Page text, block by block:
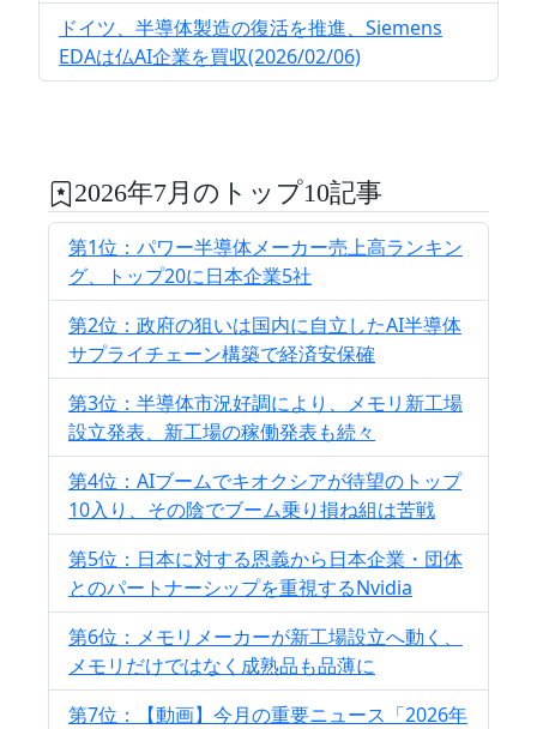
ドイツ、半導体製造の復活を推進、Siemens
EDAは仏AI企業を買収(2026/02/06)
2026年7月のトップ10記事
第1位：パワー半導体メーカー売上高ランキン
グ、トップ20に日本企業5社
第2位：政府の狙いは国内に自立したAI半導体
サプライチェーン構築で経済安保確
第3位：半導体市況好調により、メモリ新工場
設立発表、新工場の稼働発表も続々
第4位：AIブームでキオクシアが待望のトップ
10入り、その陰でブーム乗り損ね組は苦戦
第5位：日本に対する恩義から日本企業・団体
とのパートナーシップを重視するNvidia
第6位：メモリメーカーが新工場設立へ動く、
メモリだけではなく成熟品も品薄に
第7位：【動画】今月の重要ニュース「2026年